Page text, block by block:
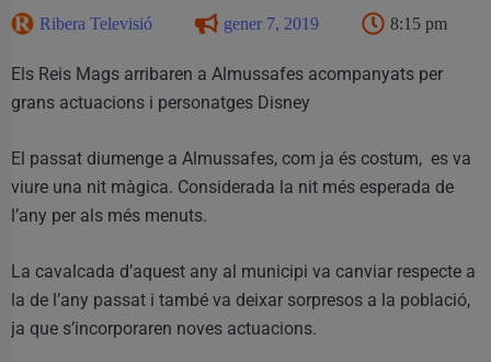
Ribera Televisió gener 7, 2019 8:15 pm
Els Reis Mags arribaren a Almussafes acompanyats per
grans actuacions i personatges Disney
El passat diumenge a Almussafes, com ja és costum, es va
viure una nit màgica. Considerada la nit més esperada de
l’any per als més menuts.
La cavalcada d’aquest any al municipi va canviar respecte a
la de l’any passat i també va deixar sorpresos a la població,
ja que s’incorporaren noves actuacions.